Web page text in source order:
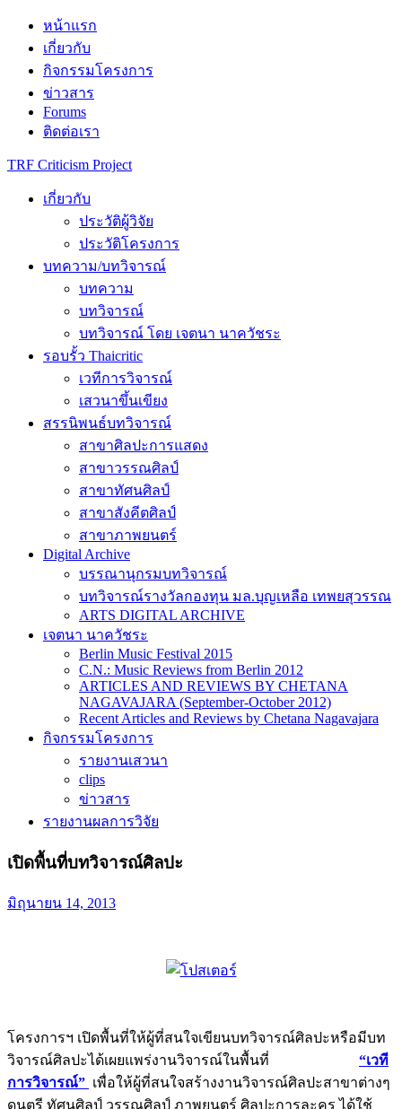
Skip
content
หน้าแรก
เกี่ยวกับ
กิจกรรมโครงการ
ข่าวสาร
Forums
ติดต่อเรา
TRF Criticism Project
เกี่ยวกับ
ประวัติผู้วิจัย
ประวัติโครงการ
บทความ/บทวิจารณ์
บทความ
บทวิจารณ์
บทวิจารณ์ โดย เจตนา นาควัชระ
รอบรั้ว Thaicritic
เวทีการวิจารณ์
เสวนาขึ้นเขียง
สรรนิพนธ์บทวิจารณ์
สาขาศิลปะการแสดง
สาขาวรรณศิลป์
สาขาทัศนศิลป์
สาขาสังคีตศิลป์
สาขาภาพยนตร์
Digital Archive
บรรณานุกรมบทวิจารณ์
บทวิจารณ์รางวัลกองทุน มล.บุญเหลือ เทพยสุวรรณ
ARTS DIGITAL ARCHIVE
เจตนา นาควัชระ
Berlin Music Festival 2015
C.N.: Music Reviews from Berlin 2012
ARTICLES AND REVIEWS BY CHETANA
NAGAVAJARA (September-October 2012)
Recent Articles and Reviews by Chetana Nagavajara
กิจกรรมโครงการ
รายงานเสวนา
clips
ข่าวสาร
รายงานผลการวิจัย
เปิดพื้นที่บทวิจารณ์ศิลปะ
มิถุนายน 14, 2013
โครงการฯ เปิดพื้นที่ให้ผู้ที่สนใจเขียนบทวิจารณ์ศิลปะหรือมีบท
วิจารณ์ศิลปะได้เผยแพร่งานวิจารณ์ในพื้นที่ “เวที
การวิจารณ์” เพื่อให้ผู้ที่สนใจสร้างงานวิจารณ์ศิลปะสาขาต่างๆ
ดนตรี ทัศนศิลป์ วรรณศิลป์ ภาพยนตร์ ศิลปะการละคร ได้ใช้